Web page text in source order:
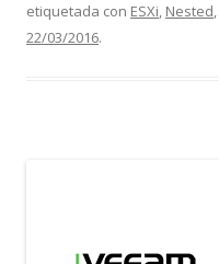
etiquetada con ESXi, Nested,
22/03/2016.